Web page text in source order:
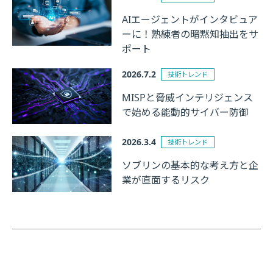
AIエージェントがインタビュア
ーに！熟練者の暗黙知抽出をサ
ポート
2026.7.2 技術トレンド
MISPと脅威インテリジェンス
で始める能動的サイバー防御
2026.3.4 技術トレンド
ソブリンの基本的な考え方と企
業が直面するリスク